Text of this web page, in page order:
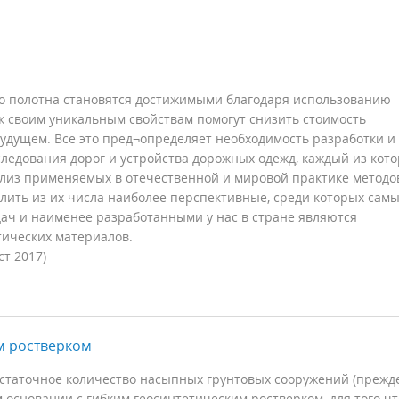
становятся достижимыми благодаря использованию
уникальным свойствам помогут снизить стоимость
Все это пред¬определяет необходимость разработки и
дорог и устройства дорожных одежд, каждый из
применяемых в отечественной и мировой практике
из их числа наиболее перспективные, среди которых
и наименее разработанными у нас в стране являются
материалов.
2017)
ростверком
количество насыпных грунтовых сооружений